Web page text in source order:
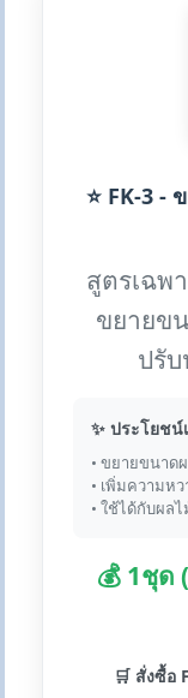
⭐ FK-3 -
สูตรเฉพ
ขยายข
ปรั
✨ ประโยชน์
• ขยายขนาด
• เพิ่มความห
• ใช้ได้กับผล
💰 1ชุด
🛒 สั่งซื้อ